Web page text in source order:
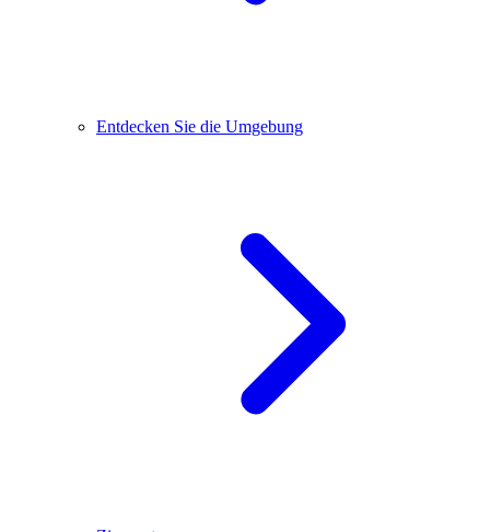
Entdecken Sie die Umgebung